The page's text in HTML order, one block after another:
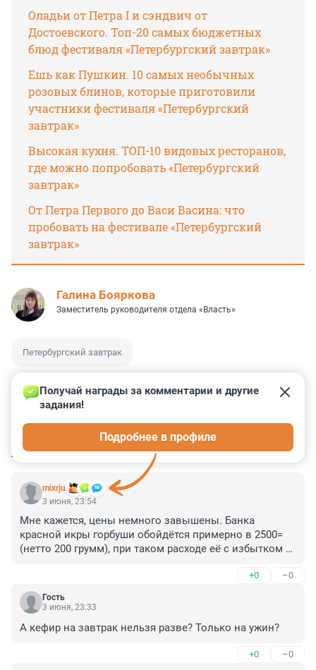
Оладьи от Петра I и сэндвич от
Достоевского. Топ-20 самых бюджетных
блюд фестиваля «Петербургский завтрак»
Ешь как Пушкин. 10 самых необычных
розовых блинов, которые приготовили
участники фестиваля «Петербургский
завтрак»
Высокая кухня. ТОП-10 видовых ресторанов,
где можно попробовать «Петербургский
завтрак»
От Петра Первого до Васи Васина: что
пробовать на фестивале «Петербургский
завтрак»
Галина Бояркова
Заместитель руководителя отдела «Власть»
Петербургский завтрак
КОММЕНТАРИИ 60
mixrju
Получай награды за комментарии и другие
задания!
Подробнее в профиле
3 июня, 23:54
Мне кажется, цены немного завышены. Банка
красной икры горбуши обойдётся примерно в 2500=
(нетто 200 грумм), при таком расходе её с избытком
Шампанское по утрам... Ну Черчилль опорожнял
бутылёк в 400 мл. вместо кофе... но.... Если уж так
хороша, и к лососю, и к огурцам/каперсам.
бы подали перлотто с пармезаном. А вообще тыква
+0 –0
Гость
3 июня, 23:33
А кефир на завтрак нельзя разве? Только на ужин?
+0 –0